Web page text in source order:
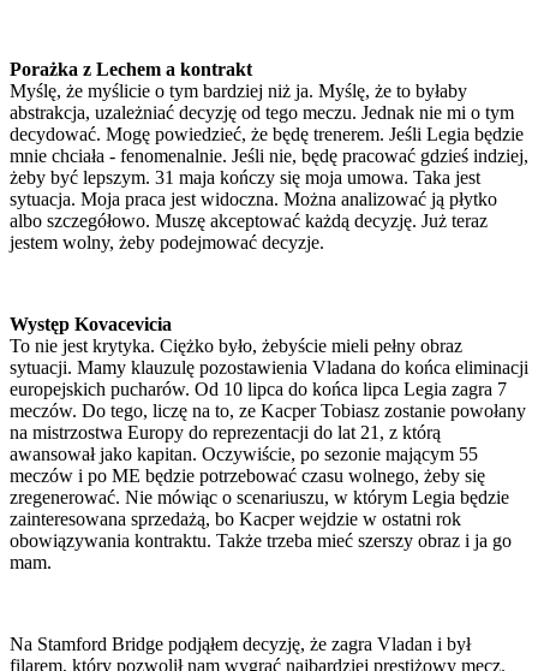
Porażka z Lechem a kontrakt
Myślę, że myślicie o tym bardziej niż ja. Myślę, że to byłaby
abstrakcja, uzależniać decyzję od tego meczu. Jednak nie mi o tym
decydować. Mogę powiedzieć, że będę trenerem. Jeśli Legia będzie
mnie chciała - fenomenalnie. Jeśli nie, będę pracować gdzieś indziej,
żeby być lepszym. 31 maja kończy się moja umowa. Taka jest
sytuacja. Moja praca jest widoczna. Można analizować ją płytko
albo szczegółowo. Muszę akceptować każdą decyzję. Już teraz
jestem wolny, żeby podejmować decyzje.
Występ Kovacevicia
To nie jest krytyka. Ciężko było, żebyście mieli pełny obraz
sytuacji. Mamy klauzulę pozostawienia Vladana do końca eliminacji
europejskich pucharów. Od 10 lipca do końca lipca Legia zagra 7
meczów. Do tego, liczę na to, ze Kacper Tobiasz zostanie powołany
na mistrzostwa Europy do reprezentacji do lat 21, z którą
awansował jako kapitan. Oczywiście, po sezonie mającym 55
meczów i po ME będzie potrzebować czasu wolnego, żeby się
zregenerować. Nie mówiąc o scenariuszu, w którym Legia będzie
zainteresowana sprzedażą, bo Kacper wejdzie w ostatni rok
obowiązywania kontraktu. Także trzeba mieć szerszy obraz i ja go
mam.
Na Stamford Bridge podjąłem decyzję, że zagra Vladan i był
filarem, który pozwolił nam wygrać najbardziej prestiżowy mecz.